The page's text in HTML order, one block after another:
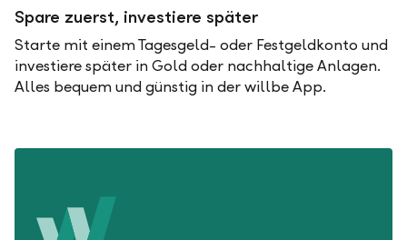
Spare zuerst, investiere später
Starte mit einem Tagesgeld- oder Festgeldkonto und
investiere später in Gold oder nachhaltige Anlagen.
Alles bequem und günstig in der willbe App.